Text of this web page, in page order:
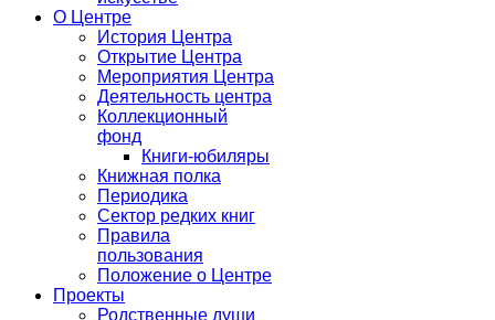
О Центре
История Центра
Открытие Центра
Мероприятия Центра
Деятельность центра
Коллекционный
фонд
Книги-юбиляры
Книжная полка
Периодика
Сектор редких книг
Правила
пользования
Положение о Центре
Проекты
Родственные души